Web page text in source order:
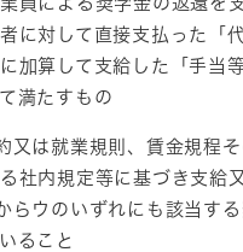
に対して直接支払った「
加算して支給した「手当
満たすもの
又は就業規則、賃金規程
社内規定等に基づき支給
ウのいずれにも該当する
ること